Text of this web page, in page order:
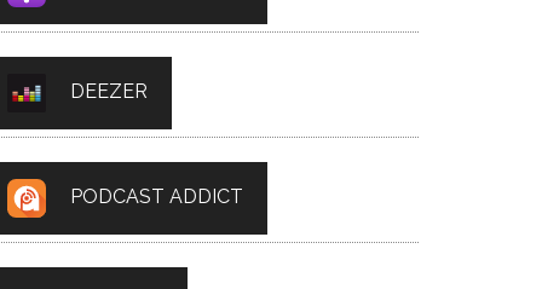
DEEZER
PODCAST ADDICT